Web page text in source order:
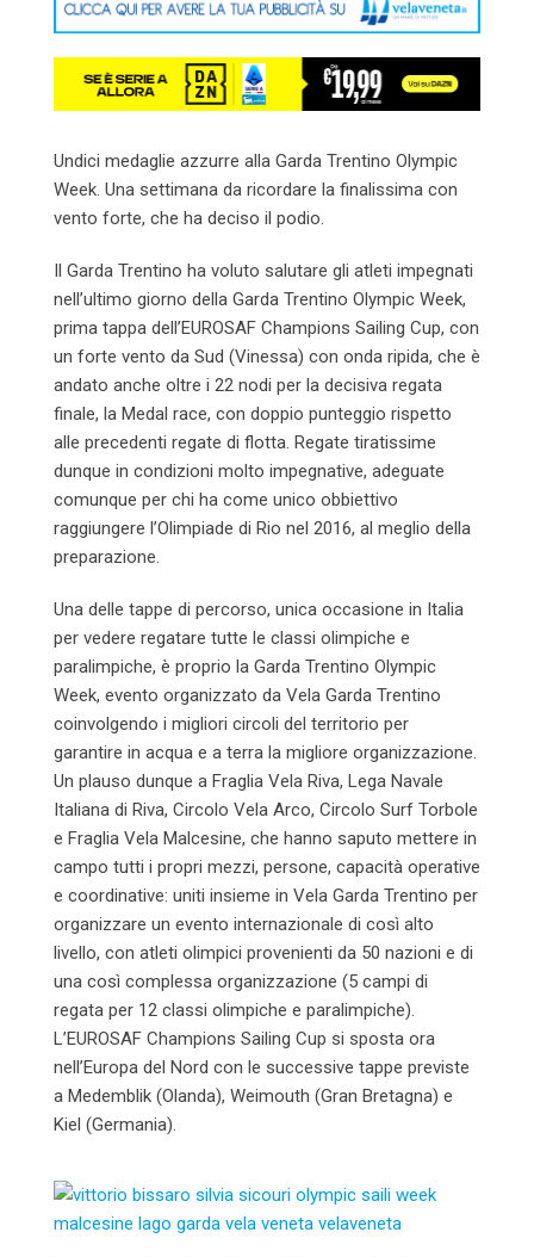
Undici medaglie azzurre alla Garda Trentino Olympic
Week. Una settimana da ricordare la finalissima con
vento forte, che ha deciso il podio.
Il Garda Trentino ha voluto salutare gli atleti impegnati
nell’ultimo giorno della Garda Trentino Olympic Week,
prima tappa dell’EUROSAF Champions Sailing Cup, con
un forte vento da Sud (Vinessa) con onda ripida, che è
andato anche oltre i 22 nodi per la decisiva regata
finale, la Medal race, con doppio punteggio rispetto
alle precedenti regate di flotta. Regate tiratissime
dunque in condizioni molto impegnative, adeguate
comunque per chi ha come unico obbiettivo
raggiungere l’Olimpiade di Rio nel 2016, al meglio della
preparazione.
Una delle tappe di percorso, unica occasione in Italia
per vedere regatare tutte le classi olimpiche e
paralimpiche, è proprio la Garda Trentino Olympic
Week, evento organizzato da Vela Garda Trentino
coinvolgendo i migliori circoli del territorio per
garantire in acqua e a terra la migliore organizzazione.
Un plauso dunque a Fraglia Vela Riva, Lega Navale
Italiana di Riva, Circolo Vela Arco, Circolo Surf Torbole
e Fraglia Vela Malcesine, che hanno saputo mettere in
campo tutti i propri mezzi, persone, capacità operative
e coordinative: uniti insieme in Vela Garda Trentino per
organizzare un evento internazionale di così alto
livello, con atleti olimpici provenienti da 50 nazioni e di
una così complessa organizzazione (5 campi di
regata per 12 classi olimpiche e paralimpiche).
L’EUROSAF Champions Sailing Cup si sposta ora
nell’Europa del Nord con le successive tappe previste
a Medemblik (Olanda), Weimouth (Gran Bretagna) e
Kiel (Germania).